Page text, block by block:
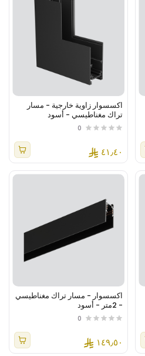
اكسسوار زاوية خارجية - مسار
تراك مغناطيسي - أسود
0
٤١٫٤٠
اكسسوار - مسار تراك مغناطيسي
- 2متر - أسود
0
١٤٩٫٥٠